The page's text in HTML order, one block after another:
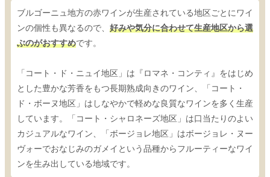
ブルゴーニュ地方の赤ワインが生産されている地区ごとにワイ
ンの個性も異なるので、 好みや気分に合わせて生産地区から選
ぶのがおすすめです。
「コート・ド・ニュイ地区」は『ロマネ・コンティ』をはじめ
とした豊かな芳香をもつ長期熟成向きのワイン、「コート・
ド・ボーヌ地区」はしなやかで軽めな良質なワインを多く生産
しています。「コート・シャロネーズ地区」は口当たりのよい
カジュアルなワイン、「ボージョレ地区」はボージョレ・ヌー
ヴォーでおなじみのガメイという品種からフルーティーなワイ
ンを生み出している地域です。